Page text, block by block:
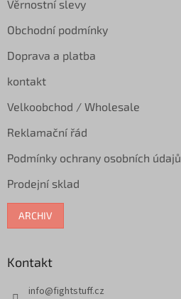
Věrnostní slevy
Obchodní podmínky
Doprava a platba
kontakt
Velkoobchod / Wholesale
Reklamační řád
Podmínky ochrany osobních údajů
Prodejní sklad
ARCHIV
Kontakt
info@fightstuff.cz